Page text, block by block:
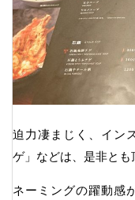
迫力凄まじく、イン
ゲ」などは、是非とも
ネーミングの躍動感